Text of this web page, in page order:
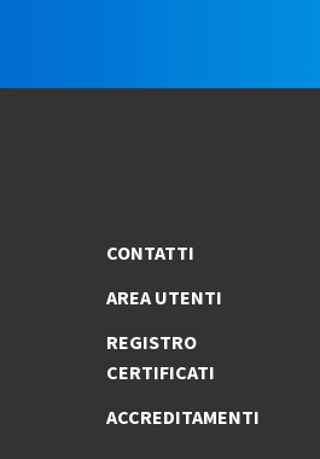
CONTATTI
AREA UTENTI
REGISTRO
CERTIFICATI
ACCREDITAMENTI